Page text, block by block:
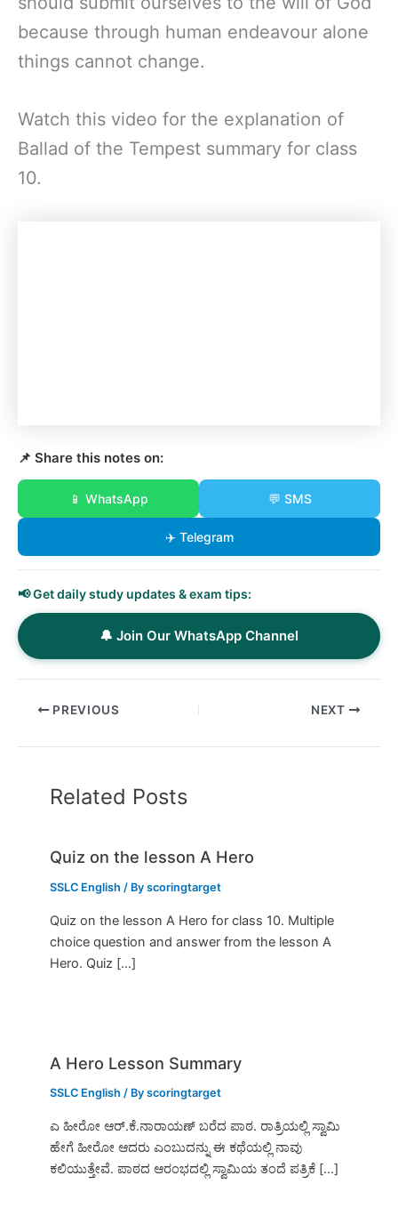
because through human endeavour alone
things cannot change.
Watch this video for the explanation of
Ballad of the Tempest summary for class
10.
📌 Share this notes on:
📱 WhatsApp 💬 SMS
✈️ Telegram
📢 Get daily study updates & exam tips:
🔔 Join Our WhatsApp Channel
PREVIOUS NEXT
Related Posts
Quiz on the lesson A Hero
SSLC English / Byscoringtarget
Quiz on the lesson A Hero for class 10. Multiple
choice question and answer from the lesson A
Hero. Quiz […]
A Hero Lesson Summary
SSLC English / Byscoringtarget
ಎ ಹೀರೋ ಆರ್.ಕೆ.ನಾರಾಯಣ್ ಬರೆದ ಪಾಠ. ರಾತ್ರಿಯಲ್ಲಿ ಸ್ವಾಮಿ
ಹೇಗೆ ಹೀರೋ ಆದರು ಎಂಬುದನ್ನು ಈ ಕಥೆಯಲ್ಲಿ ನಾವು
ಕಲಿಯುತ್ತೇವೆ. ಪಾಠದ ಆರಂಭದಲ್ಲಿ ಸ್ವಾಮಿಯ ತಂದೆ ಪತ್ರಿಕೆ […]